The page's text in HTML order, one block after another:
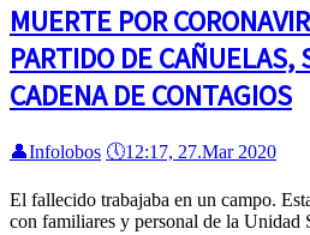
MUERTE POR
PARTIDO DE CAÑUELAS,
CADENA DE CONTAGIOS
👤Infolobos 🕔12:17, 27.Mar 2020
El fallecido trabajaba en un campo.
con familiares y personal de la Unidad